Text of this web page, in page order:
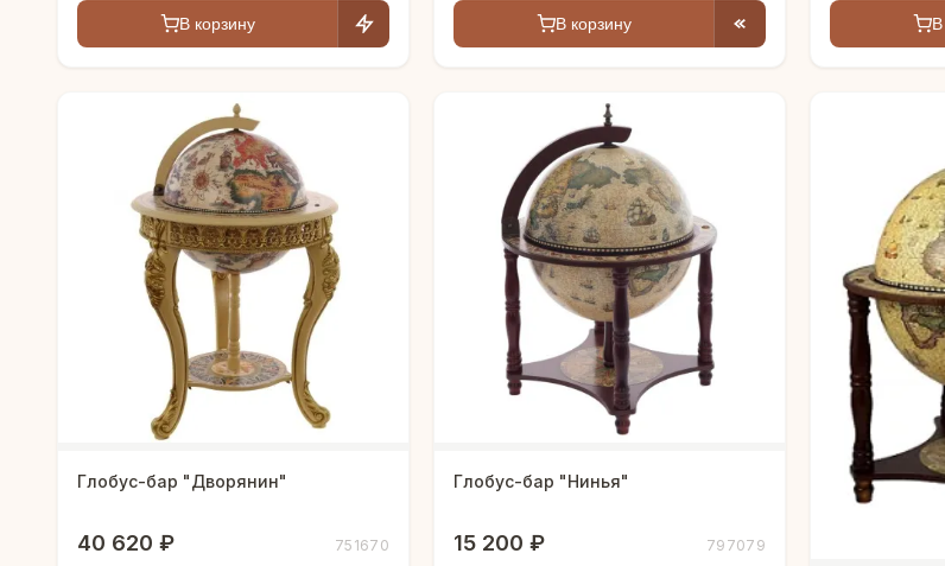
В корзину В корзину В
Глобус-бар "Дворянин"
40 620 ₽ 751670
Глобус-бар "Нинья"
15 200 ₽ 797079